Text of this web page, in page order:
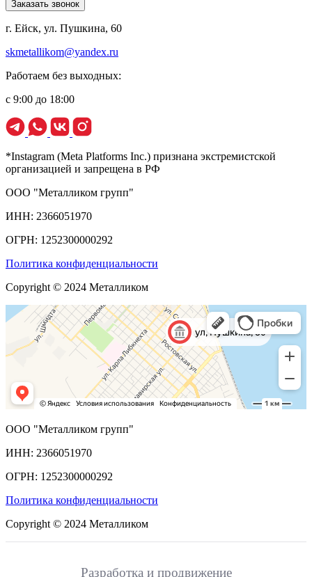
Заказать звонок
г. Ейск, ул. Пушкина, 60
skmetallikom@yandex.ru
Работаем без выходных:
с 9:00 до 18:00
*Instagram (Meta Platforms Inc.) признана экстремистской
организацией и запрещена в РФ
ООО "Металликом групп"
ИНН: 2366051970
ОГРН: 1252300000292
Политика конфиденциальности
Copyright © 2024 Металликом
ООО "Металликом групп"
ИНН: 2366051970
ОГРН: 1252300000292
Политика конфиденциальности
Copyright © 2024 Металликом
Разработка и продвижение